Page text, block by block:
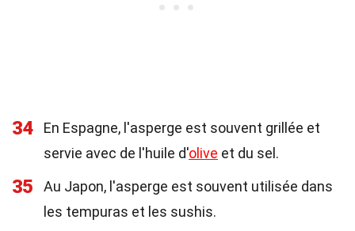
34
En Espagne, l'asperge est souvent grillée et
servie avec de l'huile d'olive et du sel.
35
Au Japon, l'asperge est souvent utilisée dans
les tempuras et les sushis.